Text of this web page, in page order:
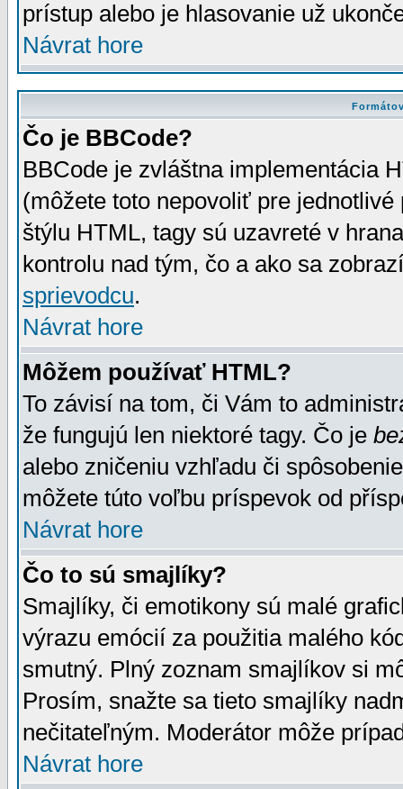
prístup alebo je hlasovanie už
Návrat hore
Čo je BBCode?
BBCode je zvláštna implementácia
(môžete toto nepovoliť pre
štýlu HTML, tagy sú uzavreté v
kontrolu nad tým, čo a ako sa
sprievodcu.
Návrat hore
Môžem používať HTML?
To závisí na tom, či Vám to
že fungujú len niektoré tagy. Čo je
alebo zničeniu vzhľadu či
môžete túto voľbu príspevok od
Návrat hore
Čo to sú smajlíky?
Smajlíky, či emotikony sú malé
výrazu emócií za použitia malého
smutný. Plný zoznam smajlíkov si
Prosím, snažte sa tieto smajlíky
nečitateľným. Moderátor môže
Návrat hore